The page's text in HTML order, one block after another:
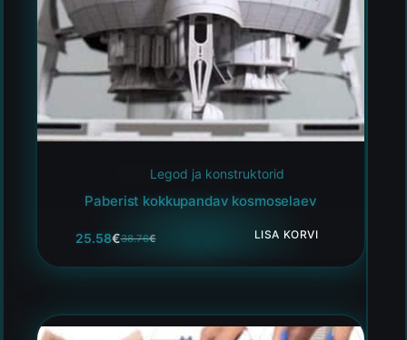
Legod ja konstruktorid
Paberist kokkupandav kosmoselaev
38.76€
25.58€ LISA KORVI